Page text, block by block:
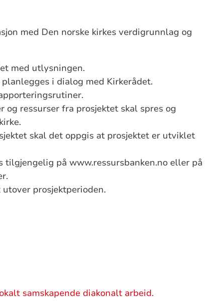
med Den norske kirkes verdigrunnlag og
med utlysningen.
i dialog med Kirkerådet.
og ressurser fra prosjektet skal spres og
skal det oppgis at prosjektet er utviklet
tilgjengelig på www.ressursbanken.noeller på
prosjektperioden.
samskapende diakonalt arbeid.